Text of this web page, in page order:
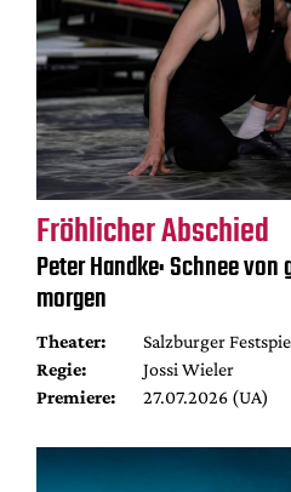
Fröhlicher Abschied
Peter Handke: Schnee
morgen
Theater:
Salzburger
Regie:
Jossi Wieler
Premiere:
27.07.2026 (UA)